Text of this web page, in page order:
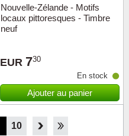
Nouvelle-Zélande - Motifs
locaux pittoresques - Timbre
neuf
EUR 730
En stock
Ajouter au panier
10 11 12